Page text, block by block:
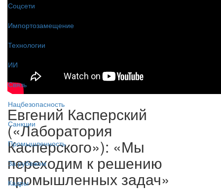
Соцсети
Импортозамещение
Технологии
ИИ
Связь
Нацбезопасность
Санкции
Промышленность
За рубежом
Кадры
Евгений Касперский
(«Лаборатория
Касперского»): «Мы
переходим к решению
промышленных задач»